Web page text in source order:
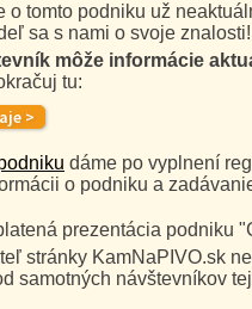
o tomto podniku už
sa s nami o svoje znalosti!
môže informácie
tu:
dáme po vyplnení
o podniku a
prezentácia podniku
stránky KamNaPIVO.sk
samotných návštevníkov